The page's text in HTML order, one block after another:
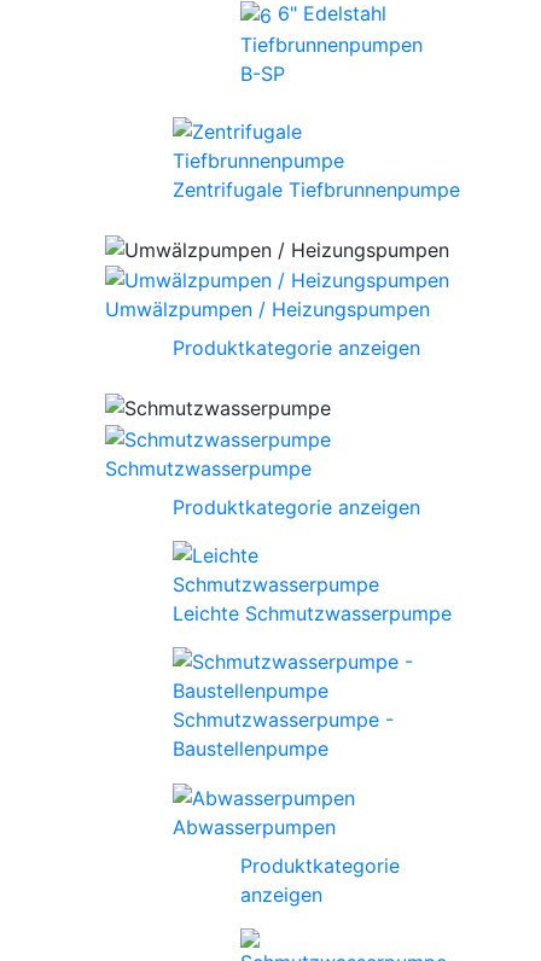
6" Edelstahl
Tiefbrunnenpumpen
B-SP
Zentrifugale Tiefbrunnenpumpe
Umwälzpumpen / Heizungspumpen
Produktkategorie anzeigen
Schmutzwasserpumpe
Produktkategorie anzeigen
Leichte Schmutzwasserpumpe
Schmutzwasserpumpe -
Baustellenpumpe
Abwasserpumpen
Produktkategorie
anzeigen